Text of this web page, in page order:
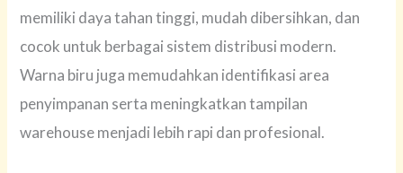
memiliki daya tahan tinggi, mudah dibersihkan, dan
cocok untuk berbagai sistem distribusi modern.
Warna biru juga memudahkan identifikasi area
penyimpanan serta meningkatkan tampilan
warehouse menjadi lebih rapi dan profesional.